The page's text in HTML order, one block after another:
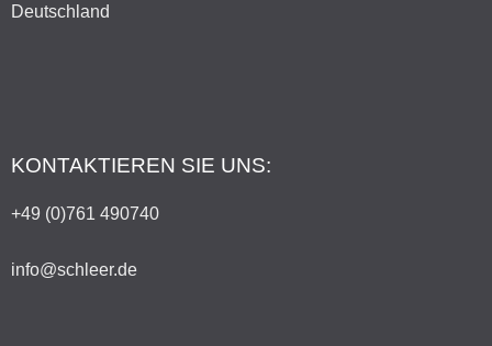
Deutschland
KONTAKTIEREN SIE UNS:
+49 (0)761 490740
info@schleer.de